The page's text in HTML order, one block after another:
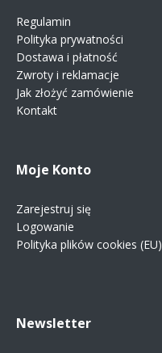
Regulamin
Polityka prywatności
Dostawa i płatność
Zwroty i reklamacje
Jak złożyć zamówienie
Kontakt
Moje Konto
Zarejestruj się
Logowanie
Polityka plików cookies (EU)
Newsletter